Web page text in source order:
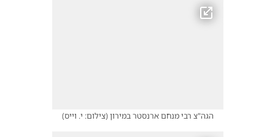
הגה"צ רבי מנחם ארנסטר במירון(צילום: י. וייס)